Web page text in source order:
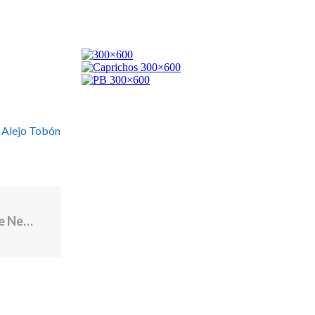
Tobón
Mayor Smiley, Governor McKee Announce Nearly $22 Million in Recreation Center Investments to Support Youth and Expand Community Access